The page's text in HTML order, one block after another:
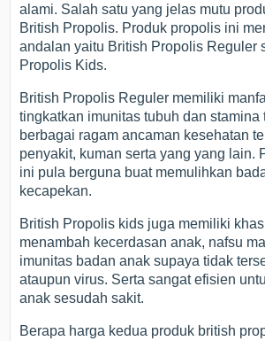
alami. Salah satu yang jelas mutu
British Propolis. Produk propolis ini
andalan yaitu British Propolis Reguler
Propolis Kids.
British Propolis Reguler memiliki
tingkatkan imunitas tubuh dan stamina
berbagai ragam ancaman kesehatan
penyakit, kuman serta yang yang lain.
ini pula berguna buat memulihkan
kecapekan.
British Propolis kids juga memiliki
menambah kecerdasan anak, nafsu
imunitas badan anak supaya tidak
ataupun virus. Serta sangat efisien
anak sesudah sakit.
Berapa harga kedua produk british